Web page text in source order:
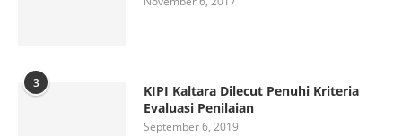
3
KIPI Kaltara Dilecut Penuhi Kriteria
Evaluasi Penilaian
September 6, 2019